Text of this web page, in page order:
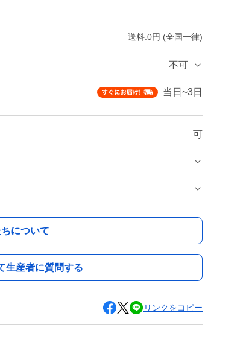
送料:0円 (全国一律)
不可
当日~3日
可
について
生産者に質問する
リンクをコピー